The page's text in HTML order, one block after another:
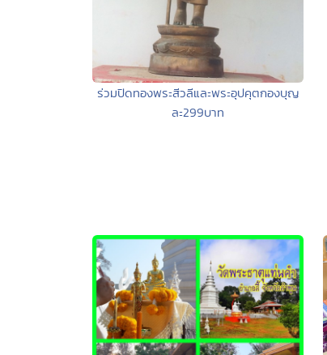
ร่วมปิดทองพระสีวลีและพระอุปคุตกองบุญ
ละ299บาท